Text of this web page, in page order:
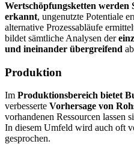
Wertschöpfungsketten werden
erkannt, ungenutzte Potentiale
alternative Prozessabläufe
bildet sämtliche Analysen der
und ineinander übergreifend
Produktion
Im Produktionsbereich bietet
verbesserte Vorhersage von
vorhandenen Ressourcen lassen
In diesem Umfeld wird auch oft
gesprochen.